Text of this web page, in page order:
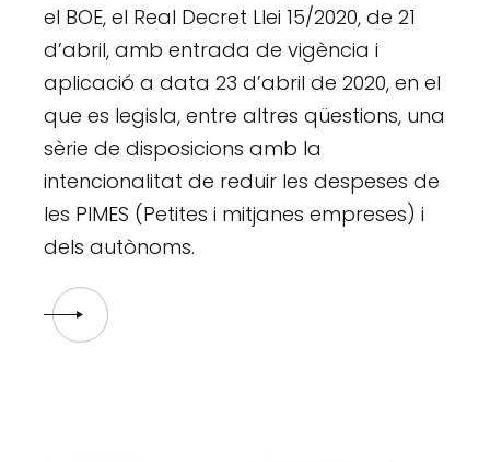
el BOE, el Real Decret Llei 15/2020, de 21
d’abril, amb entrada de vigència i
aplicació a data 23 d’abril de 2020, en el
que es legisla, entre altres qüestions, una
sèrie de disposicions amb la
intencionalitat de reduir les despeses de
les PIMES (Petites i mitjanes empreses) i
dels autònoms.